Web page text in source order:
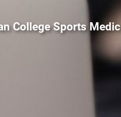
College Sports